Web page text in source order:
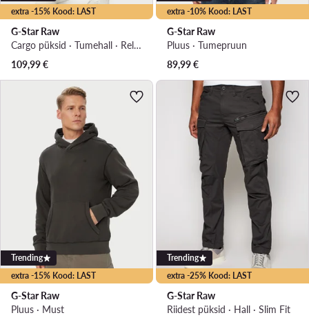
extra -15% Kood: LAST
G-Star Raw
Cargo püksid · Tumehall · Relaxed Fit
109,99€
extra -10% Kood: LAST
G-Star Raw
Pluus · Tumepruun
89,99€
extra -15% Kood: LAST
Trending
G-Star Raw
Pluus · Must
extra -25% Kood: LAST
Trending
G-Star Raw
Riidest püksid · Hall · Slim Fit